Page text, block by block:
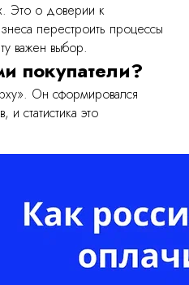
Это о доверии к
перестроить процессы
важен выбор.
покупатели?
Он сформировался
статистика это